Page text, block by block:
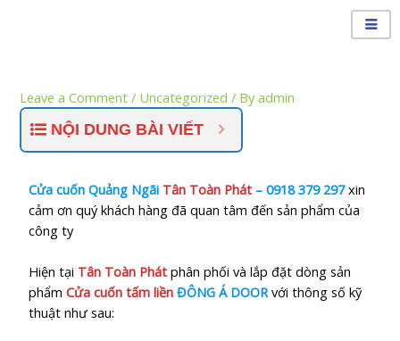
Leave a Comment / Uncategorized / Byadmin
NỘI DUNG BÀI VIẾT
Cửa cuốn Quảng Ngãi Tân Toàn Phát –0918 379 297xin
cảm ơn quý khách hàng đã quan tâm đến sản phẩm của
công ty
Hiện tại Tân Toàn Phátphân phối và lắp đặt dòng sản
phẩm Cửa cuốn tấm liền ĐÔNG Á DOOR với thông số kỹ
thuật như sau: